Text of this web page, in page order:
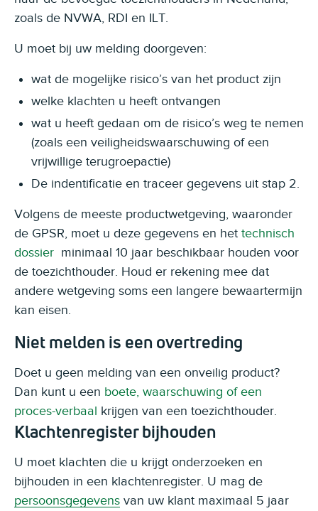
zoals de NVWA, RDI en ILT.
U moet bij uw melding doorgeven:
wat de mogelijke risico’s van het product zijn
welke klachten u heeft ontvangen
wat u heeft gedaan om de risico’s weg te nemen
(zoals een veiligheidswaarschuwing of een
vrijwillige terugroepactie)
De indentificatie en traceer gegevens uit stap 2.
Volgens de meeste productwetgeving, waaronder
de GPSR, moet u deze gegevens en het technisch
dossier minimaal 10 jaar beschikbaar houden voor
de toezichthouder. Houd er rekening mee dat
andere wetgeving soms een langere bewaartermijn
kan eisen.
Niet melden is een overtreding
Doet u geen melding van een onveilig product?
Dan kunt u een boete, waarschuwing of een
proces-verbaal krijgen van een toezichthouder.
Klachtenregister bijhouden
U moet klachten die u krijgt onderzoeken en
bijhouden in een klachtenregister. U mag de
persoonsgegevens van uw klant maximaal 5 jaar